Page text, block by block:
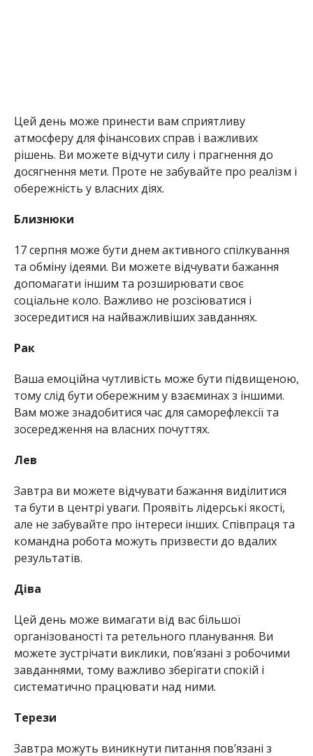
Цей день може принести вам сприятливу
атмосферу для фінансових справ і важливих
рішень. Ви можете відчути силу і прагнення до
досягнення мети. Проте не забувайте про реалізм і
обережність у власних діях.
Близнюки
17 серпня може бути днем активного спілкування
та обміну ідеями. Ви можете відчувати бажання
допомагати іншим та розширювати своє
соціальне коло. Важливо не розсіюватися і
зосередитися на найважливіших завданнях.
Рак
Ваша емоційна чутливість може бути підвищеною,
тому слід бути обережним у взаєминах з іншими.
Вам може знадобитися час для саморефлексії та
зосередження на власних почуттях.
Лев
Завтра ви можете відчувати бажання виділитися
та бути в центрі уваги. Проявіть лідерські якості,
але не забувайте про інтереси інших. Співпраця та
командна робота можуть призвести до вдалих
результатів.
Діва
Цей день може вимагати від вас більшої
організованості та ретельного планування. Ви
можете зустрічати виклики, пов’язані з робочими
завданнями, тому важливо зберігати спокій і
систематично працювати над ними.
Терези
Завтра можуть виникнути питання пов’язані з